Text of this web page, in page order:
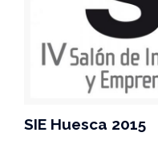
SIE Huesca 2015